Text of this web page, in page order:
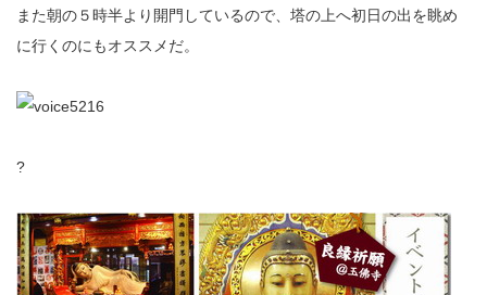
また朝の５時半より開門しているので、塔の上へ初日の出を眺め
に行くのにもオススメだ。
?